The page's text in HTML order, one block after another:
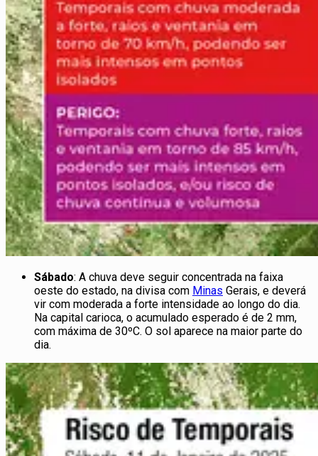
Sábado: A chuva deve seguir concentrada na faixa
oeste do estado, na divisa com Minas Gerais, e deverá
vir com moderada a forte intensidade ao longo do dia.
Na capital carioca, o acumulado esperado é de 2 mm,
com máxima de 30ºC. O sol aparece na maior parte do
dia.